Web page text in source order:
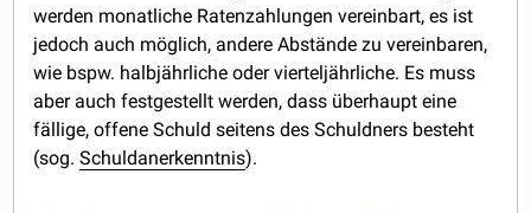
werden monatliche Ratenzahlungen vereinbart, es ist
jedoch auch möglich, andere Abstände zu vereinbaren,
wie bspw. halbjährliche oder vierteljährliche. Es muss
aber auch festgestellt werden, dass überhaupt eine
fällige, offene Schuld seitens des Schuldners besteht
(sog.Schuldanerkenntnis).